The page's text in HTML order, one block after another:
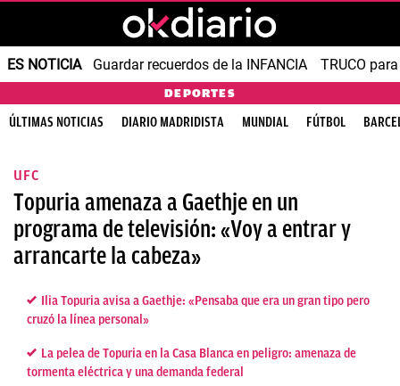
ES NOTICIA Guardar recuerdos de la INFANCIA TRUCO
DEPORTES
ÚLTIMAS NOTICIAS DIARIO MADRIDISTA MUNDIAL FÚTBOL
UFC
Topuria amenaza a Gaethje en un
programa de televisión: «Voy a entrar y
arrancarte la cabeza»
Ilia Topuria avisa a Gaethje: «Pensaba que era un gran tipo pero
cruzó la línea personal»
La pelea de Topuria en la Casa Blanca en peligro: amenaza de
tormenta eléctrica y una demanda federal